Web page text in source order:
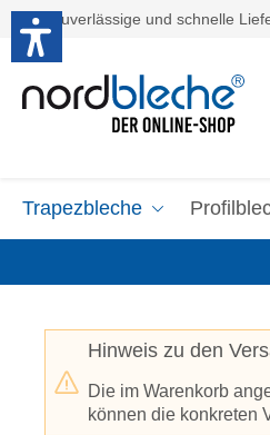
Hauptinhalt springen
Zur Suche springen
Zuverlässige und schnelle
Trapezbleche
Hinweis zu den
Die im Warenkorb
können die konkreten